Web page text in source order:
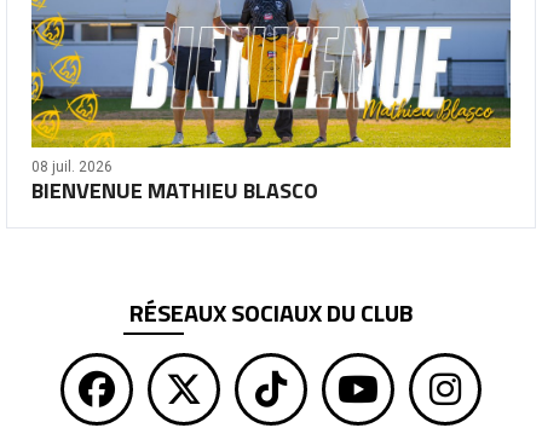
08 juil. 2026
BIENVENUE MATHIEU BLASCO
RÉSEAUX SOCIAUX DU CLUB